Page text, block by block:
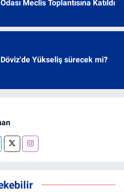
Odası Meclis Toplantısına Katıldı
Döviz'de Yükseliş sürecek mi?